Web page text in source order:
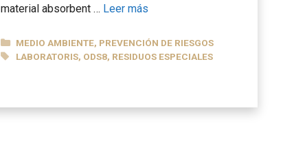
material absorbent … Leer más
CATEGORÍAS
MEDIO AMBIENTE, PREVENCIÓN DE RIESGOS
ETIQUETAS
LABORATORIS, ODS8, RESIDUOS ESPECIALES